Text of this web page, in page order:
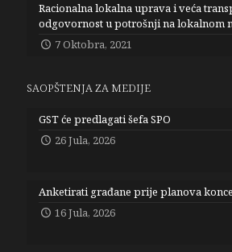
Racionalna lokalna uprava i veća
odgovornost u potrošnji na lokalnom
7 Oktobra, 2021
SAOPŠTENJA ZA MEDIJE
GST će predlagati šefa SPO
26 Jula, 2026
Anketirati građane prije planova
16 Jula, 2026